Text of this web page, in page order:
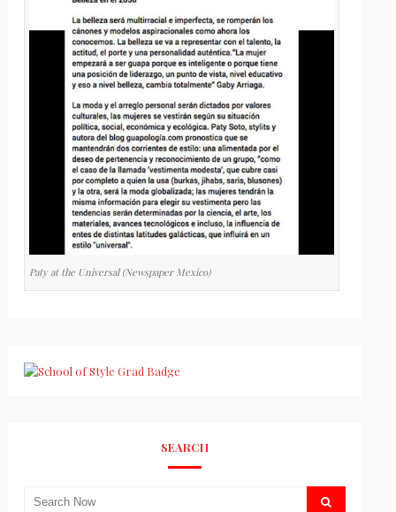
Paty at the Universal (Newspaper Mexico)
SEARCH